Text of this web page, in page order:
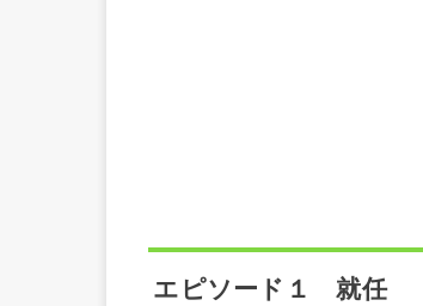
エピソード１ 就任